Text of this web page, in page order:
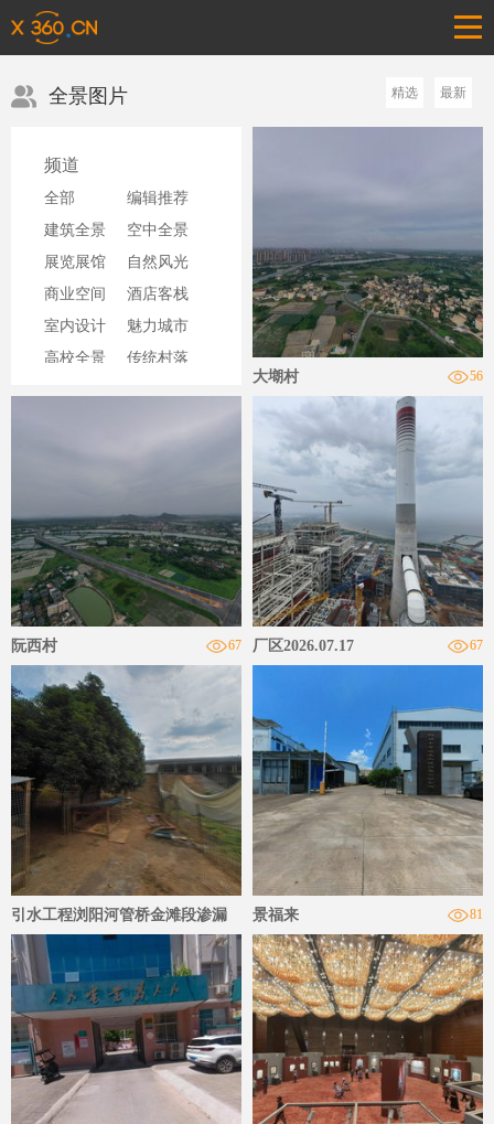
全景图片 精选 最新
频道
全部
编辑推荐
建筑全景
空中全景
展览展馆
自然风光
商业空间
酒店客栈
室内设计
魅力城市
高校全景
传统村落
大㙟村 56
阮西村 67 厂区2026.07.17 67
引水工程浏阳河管桥金滩段渗漏
工程地质勘察
63
景福来 81